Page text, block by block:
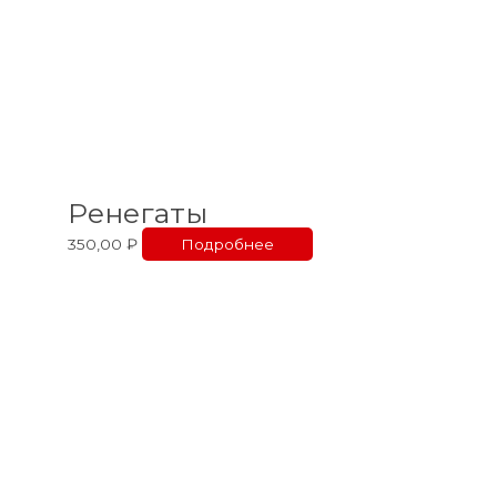
Ренегаты
350,00₽ Подробнее